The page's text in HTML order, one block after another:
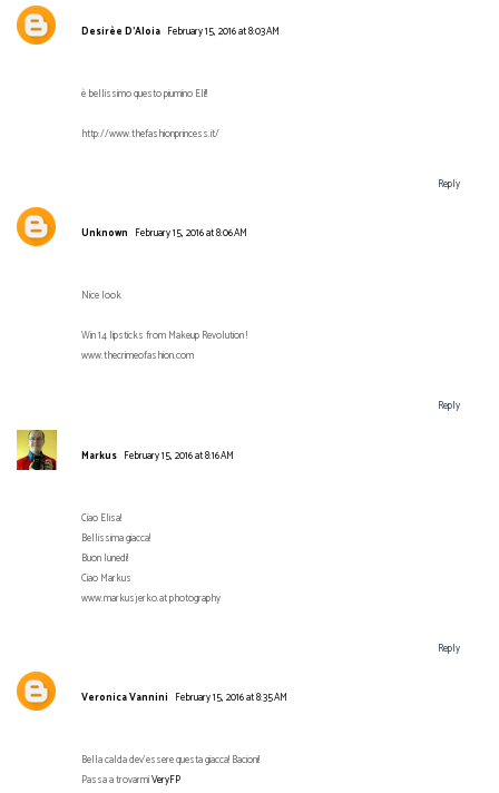
Desirèe D'Aloia February 15, 2016 at 8:03 AM
è bellissimo questo piumino Eli!!
http://www.thefashionprincess.it/
Reply
Unknown February 15, 2016 at 8:06 AM
Nice look
Win 14 lipsticks from Makeup Revolution !
www.thecrimeofashion.com
Reply
Markus February 15, 2016 at 8:16 AM
Ciao Elisa!
Bellissima giacca!
Buon lunedi!
Ciao Markus
www.markusjerko.at photography
Reply
Veronica Vannini February 15, 2016 at 8:35 AM
Bella calda dev'essere questa giacca! Bacioni!
Passa a trovarmiVeryFP